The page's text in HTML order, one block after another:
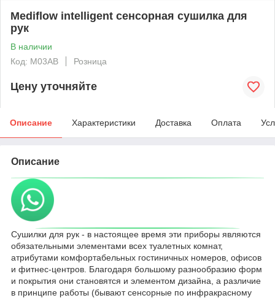
Mediflow intelligent сенсорная сушилка для
рук
В наличии
Код: M03AB
Розница
Цену уточняйте
Описание Характеристики Доставка Оплата
Описание
Сушилки для рук - в настоящее время эти приборы являются
обязательными элементами всех туалетных комнат,
атрибутами комфортабельных гостиничных номеров, офисов
и фитнес-центров. Благодаря большому разнообразию форм
и покрытия они становятся и элементом дизайна, а различие
в принципе работы (бывают сенсорные по инфракрасному